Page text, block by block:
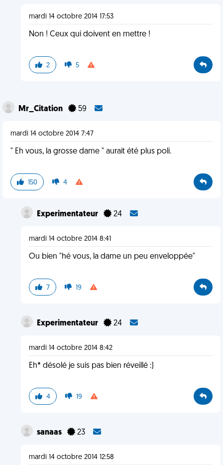
mardi 14 octobre 2014 17:53
Non ! Ceux qui doivent en mettre !
2 5
Mr_Citation 59
mardi 14 octobre 2014 7:47
" Eh vous, la grosse dame " aurait été plus poli.
150 4
Experimentateur 24
mardi 14 octobre 2014 8:41
Ou bien "hé vous, la dame un peu enveloppée"
7 19
Experimentateur 24
mardi 14 octobre 2014 8:42
Eh* désolé je suis pas bien réveillé :)
4 19
sanaas 23
mardi 14 octobre 2014 12:58